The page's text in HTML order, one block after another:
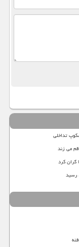
تداخلی
می زند
گران کرد